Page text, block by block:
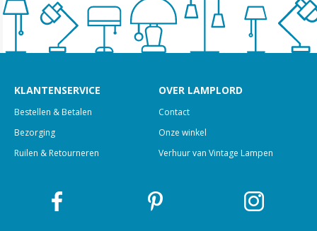
KLANTENSERVICE
Bestellen & Betalen
Bezorging
Ruilen & Retourneren
OVER LAMPLORD
Contact
Onze winkel
Verhuur van Vintage Lampen